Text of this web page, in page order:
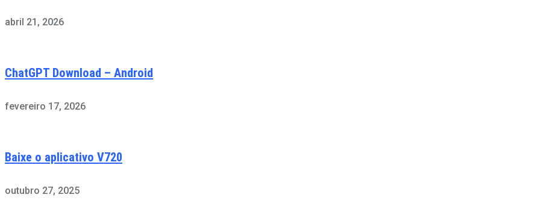
abril 21, 2026
ChatGPT Download – Android
fevereiro 17, 2026
Baixe o aplicativo V720
outubro 27, 2025